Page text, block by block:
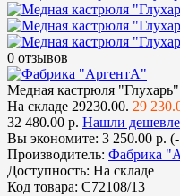
0 отзывов
Медная кастрюля
На складе 29230.00. 29
32 480.00 р. Нашли
Вы экономите: 3 250.00 р.
Производитель: Фабрика
Доступность: На складе
Код товара: С72108/13